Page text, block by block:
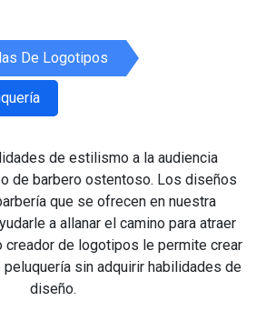
De Logotipos
de estilismo a la audiencia
de barbero ostentoso. Los diseños
que se ofrecen en nuestra
a allanar el camino para atraer
creador de logotipos le permite crear
sin adquirir habilidades de
diseño.